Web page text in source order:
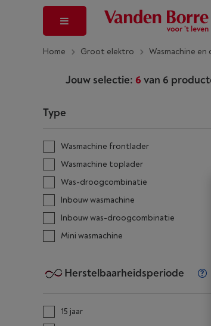
Home Groot elektro Wasmachine
Jouw selectie: 6 van 6
Type
Wasmachine frontlader
Wasmachine toplader
Was-droogcombinatie
Inbouw wasmachine
Inbouw was-droogcombinatie
Mini wasmachine
Herstelbaarheidsperiode
15 jaar